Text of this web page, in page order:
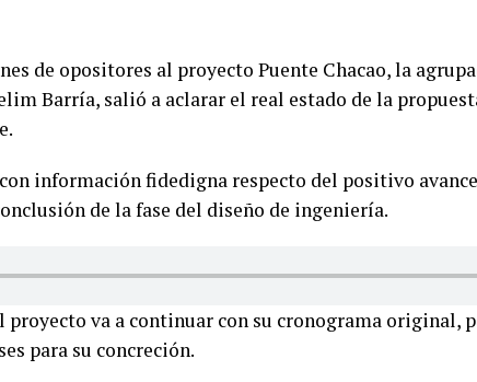
de opositores al proyecto Puente Chacao, la
Barría, salió a aclarar el real estado de la
información fidedigna respecto del positivo
de la fase del diseño de ingeniería.
proyecto va a continuar con su cronograma original,
para su concreción.